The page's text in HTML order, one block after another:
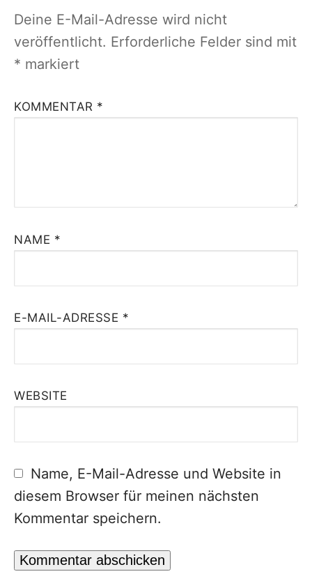
Deine E-Mail-Adresse wird nicht
veröffentlicht. Erforderliche Felder sind mit
* markiert
KOMMENTAR *
NAME *
E-MAIL-ADRESSE *
WEBSITE
Name, E-Mail-Adresse und Website in
diesem Browser für meinen nächsten
Kommentar speichern.